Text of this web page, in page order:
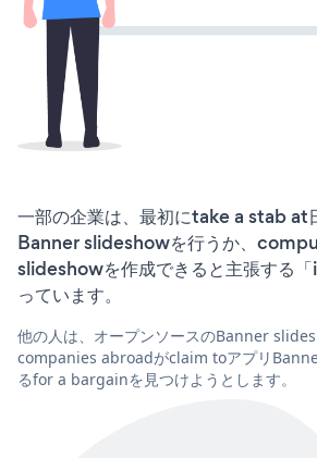
一部の企業は、最初にtake a stab at
Banner slideshowを行うか、
slideshowを作成できると主張する
っています。
他の人は、オープンソースのBanner
companies abroadがclaim toアプリ
るfor a bargainを見つけようとします。